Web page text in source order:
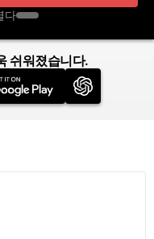
다
쉬워졌습니다.